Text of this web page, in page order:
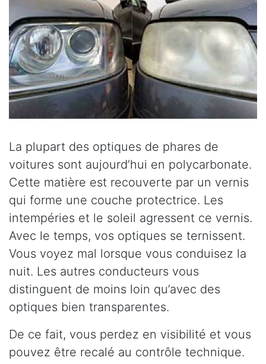
La plupart des optiques de phares de
voitures sont aujourd’hui en polycarbonate.
Cette matière est recouverte par un vernis
qui forme une couche protectrice. Les
intempéries et le soleil agressent ce vernis.
Avec le temps, vos optiques se ternissent.
Vous voyez mal lorsque vous conduisez la
nuit. Les autres conducteurs vous
distinguent de moins loin qu’avec des
optiques bien transparentes.
De ce fait, vous perdez en visibilité et vous
pouvez être recalé au contrôle technique.